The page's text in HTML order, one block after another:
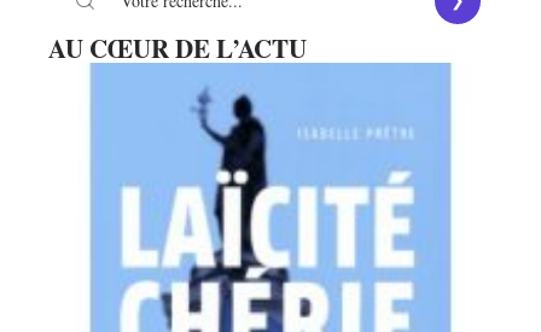
AU CŒUR DE L’ACTU